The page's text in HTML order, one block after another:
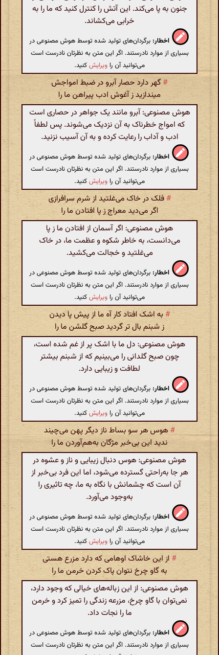
جنون به پا می‌کند. این آتش را کنترل کنید که ما را به
خرابی می‌کشاند.
اخطار: برگردان‌های تولید شده توسط هوش مصنوعی در
بسیاری از موارد نادرستند. اگر این متن به نظرتان نادرست است
می‌توانید آن را ویرایشکنید.
# گهر دارد حصار آبرو در ضبط امواجش
میندازید ز آغوش ادب پیراهن ما را
هوش مصنوعی: آبرو مانند یک جواهر در حصاری است
که امواج خطرناک به آن نزدیک می‌شوند. پس لطفاً
ادب و آداب را رعایت کرده و به آن آسیب نزنید.
اخطار: برگردان‌های تولید شده توسط هوش مصنوعی در
بسیاری از موارد نادرستند. اگر این متن به نظرتان نادرست است
می‌توانید آن را ویرایشکنید.
# فلک در خاک می‌غلتید از شرم سرافرازی
اگر می‌دید معراج ز پا افتادن ما را
هوش مصنوعی: اگر آسمان از افتادن ما ز پا
می‌دانست، به خاطر شکوه و عظمت ما، در خاک
می‌غلتید و خجالت می‌کشید.
اخطار: برگردان‌های تولید شده توسط هوش مصنوعی در
بسیاری از موارد نادرستند. اگر این متن به نظرتان نادرست است
می‌توانید آن را ویرایشکنید.
# به اشک افتاد کار آه ما از پیش پا دیدن
ز شبنم بال تر گردید صبح گلشن ما را
هوش مصنوعی: دل ما با اشک پر از غم شده است،
چون صبح گلدانی را می‌بینیم که از شبنم بیشتر
لطافت و زیبایی دارد.
اخطار: برگردان‌های تولید شده توسط هوش مصنوعی در
بسیاری از موارد نادرستند. اگر این متن به نظرتان نادرست است
می‌توانید آن را ویرایشکنید.
# هوس هر سو بساط ناز دیگر پهن می‌چیند
ندید این بی‌خبر مژگان به‌هم‌آوردن ما را
هوش مصنوعی: هوس دنبال زیبایی و ناز و عشوه در
هر جا به‌راحتی گسترده می‌شود، اما این فرد بی‌خبر از
آن است که چشمانش با نگاه به ما، چه تاثیری را
به‌وجود می‌آورد.
اخطار: برگردان‌های تولید شده توسط هوش مصنوعی در
بسیاری از موارد نادرستند. اگر این متن به نظرتان نادرست است
می‌توانید آن را ویرایشکنید.
# از این خاشاک اوهامی که دارد مزرع هستی
به گاو چرخ نتوان پاک کردن خرمن ما را
هوش مصنوعی: از این زباله‌های خیالی که وجود دارد،
نمی‌توان با گاو چرخ، مزرعه زندگی را تمیز کرد و خرمن
ما را نجات داد.
اخطار: برگردان‌های تولید شده توسط هوش مصنوعی در
بسیاری از موارد نادرستند. اگر این متن به نظرتان نادرست است